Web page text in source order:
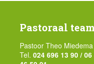
Pastoraal
Pastoor Theo Miedema
Tel. 024 696 13 90 / 06